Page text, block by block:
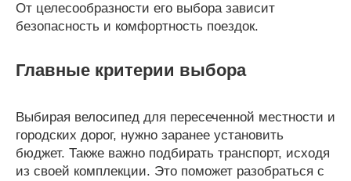
От целесообразности его выбора зависит
безопасность и комфортность поездок.
Главные критерии выбора
Выбирая велосипед для пересеченной местности и
городских дорог, нужно заранее установить
бюджет. Также важно подбирать транспорт, исходя
из своей комплекции. Это поможет разобраться с